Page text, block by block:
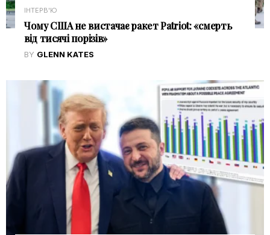
ІНТЕРВ'Ю
Чому США не вистачає ракет Patriot: «смерть
від тисячі порізів»
BY GLENN KATES